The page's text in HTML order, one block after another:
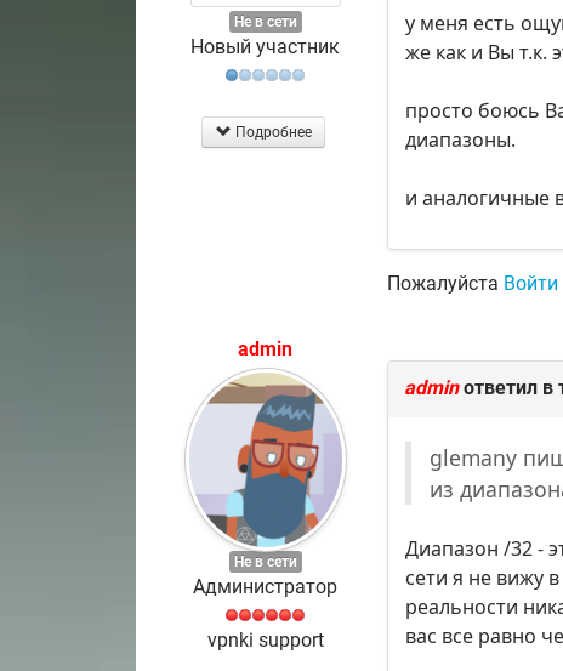
Не в сети
Новый участник
Подробнее
у меня есть
же как и Вы т.к.
просто боюсь
диапазоны.
и аналогичные
Пожалуйста Войти
admin
Не в сети
Администратор
vpnki support
adminответил в
glemany
из
Диапазон /32 -
сети я не вижу
реальности
вас все равно